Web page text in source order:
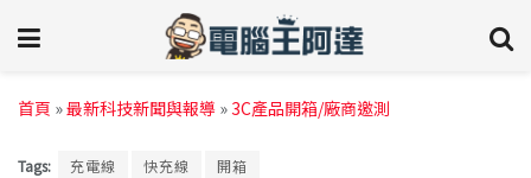
首頁 »最新科技新聞與報導 »3C產品開箱/廠商邀測
Tags: 充電線 快充線 開箱